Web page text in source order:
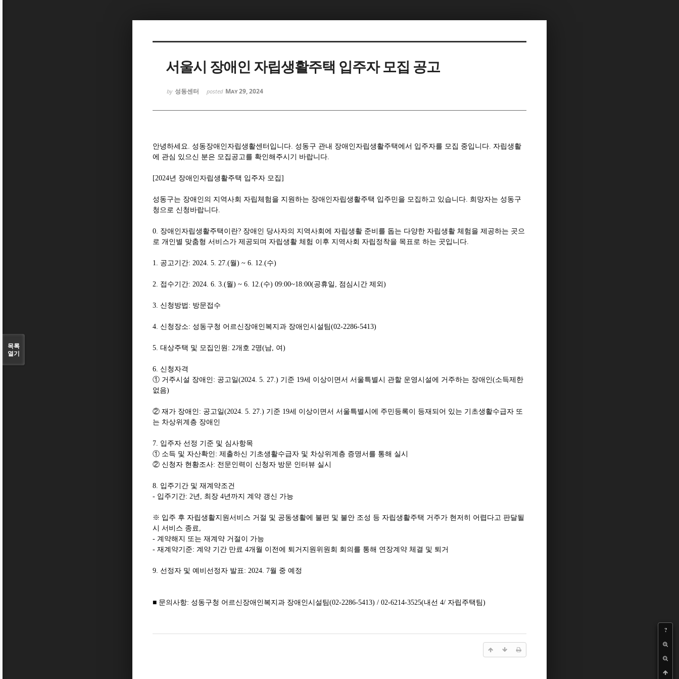
서울시 장애인 자립생활주택 입주자 모집 공고
by 성동센터 posted May 29, 2024
?
안녕하세요. 성동장애인자립생활센터입니다. 성동구 관내 장애인자립생활주택에서 입주자를 모집 중입니다. 자립생활
에 관심 있으신 분은 모집공고를 확인해주시기 바랍니다.
[2024년 장애인자립생활주택 입주자 모집]
성동구는 장애인의 지역사회 자립체험을 지원하는 장애인자립생활주택 입주민을 모집하고 있습니다. 희망자는 성동구
청으로 신청바랍니다.
0. 장애인자립생활주택이란? 장애인 당사자의 지역사회에 자립생활 준비를 돕는 다양한 자립생활 체험을 제공하는 곳으
로 개인별 맞춤형 서비스가 제공되며 자립생활 체험 이후 지역사회 자립정착을 목표로 하는 곳입니다.
1. 공고기간: 2024. 5. 27.(월) ~ 6. 12.(수)
2. 접수기간: 2024. 6. 3.(월) ~ 6. 12.(수) 09:00~18:00(공휴일 , 점심시간 제외 )
3. 신청방법 : 방문접수
4. 신청장소: 성동구청 어르신장애인복지과 장애인시설팀(02-2286-5413)
5. 대상주택 및 모집인원 : 2개호 2명(남, 여 )
6. 신청자격
① 거주시설 장애인 : 공고일(2024. 5. 27.) 기준 19세 이상이면서 서울특별시 관할 운영시설에 거주하는 장애인(소득제한
없음)
② 재가 장애인 : 공고일(2024. 5. 27.) 기준 19세 이상이면서 서울특별시에 주민등록이 등재되어 있는 기초생활수급자 또
는 차상위계층 장애인
7. 입주자 선정 기준 및 심사항목
① 소득 및 자산확인 : 제출하신 기초생활수급자 및 차상위계층 증명서를 통해 실시
② 신청자 현황조사: 전문인력이 신청자 방문 인터뷰 실시
8. 입주기간 및 재계약조건
- 입주기간: 2년 , 최장 4년까지 계약 갱신 가능
※ 입주 후 자립생활지원서비스 거절 및 공동생활에 불편 및 불안 조성 등 자립생활주택 거주가 현저히 어렵다고 판달될
시 서비스 종료,
- 계약해지 또는 재계약 거절이 가능
- 재계약기준: 계약 기간 만료 4개월 이전에 퇴거지원위원회 회의를 통해 연장계약 체결 및 퇴거
9. 선정자 및 예비선정자 발표: 2024. 7월 중 예정
■ 문의사항: 성동구청 어르신장애인복지과 장애인시설팀(02-2286-5413) / 02-6214-3525(내선 4/ 자립주택팀)
목록
열기
Sketchbook5, 스케치북5
Sketchbook5, 스케치북5